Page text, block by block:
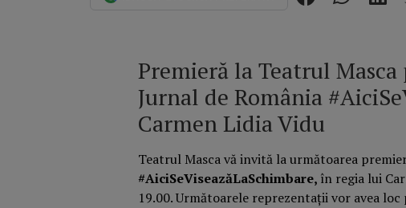
Premieră la Teatrul
Jurnal de România
Carmen Lidia Vidu
Teatrul Masca vă invită la următoarea
#AiciSeViseazăLaSchimbare, în regia lui
19.00. Următoarele reprezentații vor avea